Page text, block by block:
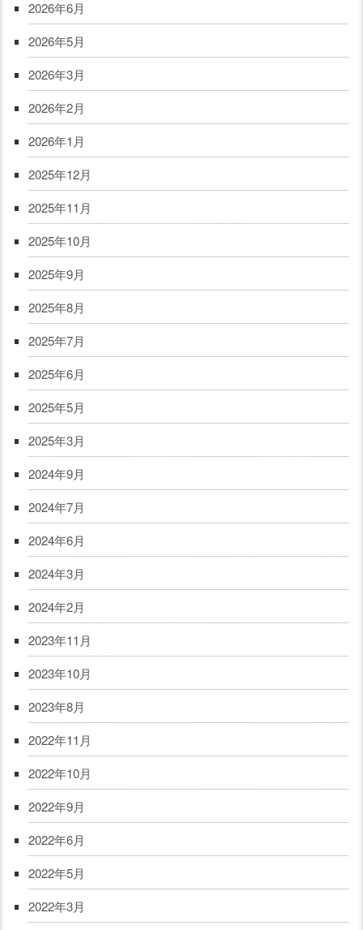
2026年6月
2026年5月
2026年3月
2026年2月
2026年1月
2025年12月
2025年11月
2025年10月
2025年9月
2025年8月
2025年7月
2025年6月
2025年5月
2025年3月
2024年9月
2024年7月
2024年6月
2024年3月
2024年2月
2023年11月
2023年10月
2023年8月
2022年11月
2022年10月
2022年9月
2022年6月
2022年5月
2022年3月